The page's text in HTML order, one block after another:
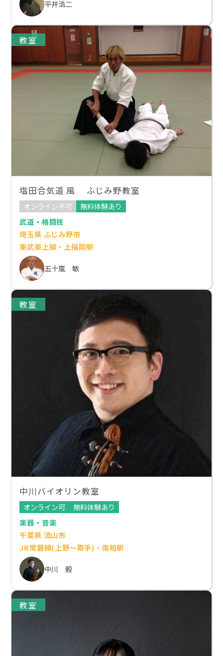
平井浩二
教室
塩田合気道 風 ふじみ野教室
オンライン不可
無料体験あり
武道・格闘技
埼玉県 ふじみ野市
東武東上線・上福岡駅
五十嵐 敏
教室
中川バイオリン教室
オンライン可
無料体験あり
楽器・音楽
千葉県 流山市
JR常磐線(上野～取手)・南柏駅
中川 毅
教室